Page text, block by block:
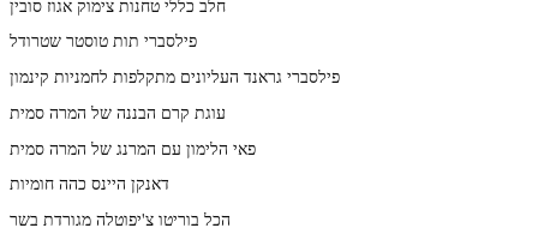
חלב כללי טחנות צימוק אגוז סובין
פילסברי תות טוסטר שטרודל
פילסברי גראנד העליונים מתקלפות לחמניות קינמון
עוגת קרם הבננה של המרה סמית
פאי הלימון עם המרנג של המרה סמית
דאנקן היינס כהה חומיות
הכל בוריטו צ'יפוטלה מגורדת בשר